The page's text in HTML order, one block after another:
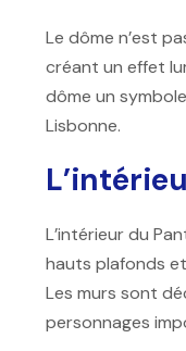
Le dôme n’est
créant un effet
dôme un
Lisbonne.
L’intérieur du
hauts plafonds
Les murs sont
personnages